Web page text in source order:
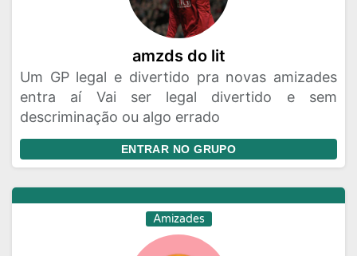
amzds do lit
Um GP legal e divertido pra novas amizades
entra aí Vai ser legal divertido e sem
descriminação ou algo errado
ENTRAR NO GRUPO
Amizades